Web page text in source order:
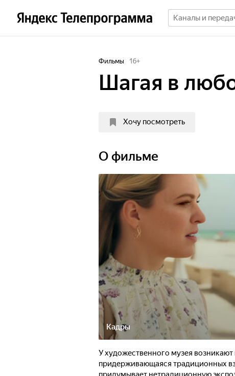
Фильмы 16+
Шагая в
Хочу посмотреть
О фильме
Кадры
У художественного музея
придерживающаяся традиционных